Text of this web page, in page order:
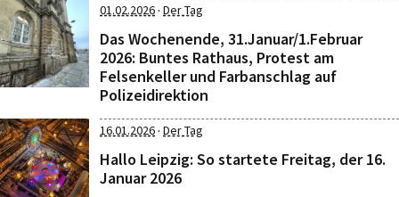
01.02.2026· Der Tag
Das Wochenende, 31.Januar/1.Februar
2026: Buntes Rathaus, Protest am
Felsenkeller und Farbanschlag auf
Polizeidirektion
16.01.2026· Der Tag
Hallo Leipzig: So startete Freitag, der 16.
Januar 2026